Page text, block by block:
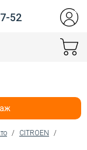
52
/ CITROEN
/